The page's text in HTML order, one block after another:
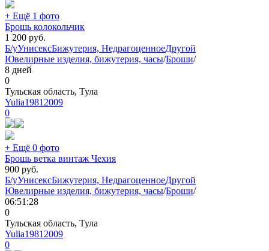
+ Ещё 1 фото
Брошь колокольчик
1 200 руб.
Б/уУнисексБижутерия, НедрагоценноеДругой
Ювелирные изделия, бижутерия, часы/Броши/
8 дней
0
Тульская область, Тула
Yulia19812009
0
+ Ещё 0 фото
Брошь ветка винтаж Чехия
900 руб.
Б/уУнисексБижутерия, НедрагоценноеДругой
Ювелирные изделия, бижутерия, часы/Броши/
06:51:28
0
Тульская область, Тула
Yulia19812009
0